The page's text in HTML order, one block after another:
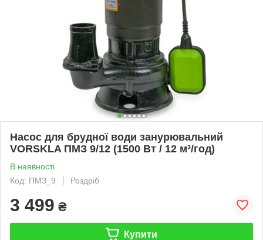
Насос для брудної води занурювальний
VORSKLA ПМЗ 9/12 (1500 Вт / 12 м³/год)
В наявності
Код: ПМЗ_9
Роздріб
3 499 ₴
Купити